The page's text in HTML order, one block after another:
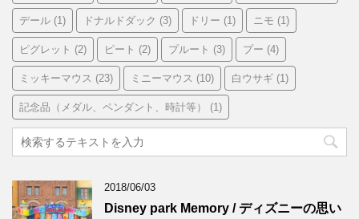
デール (1) ドナルドダック (3) ドリー (1) ニモ (1)
ピグレット (2) ピート (2) プルート (3) プー (4)
ミッキーマウス (23) ミニーマウス (10) 白ウサギ (1)
記念品（メダル、ペンダント、時計等） (1)
2018/06/03
Disney park Memory / ディズニーの思い